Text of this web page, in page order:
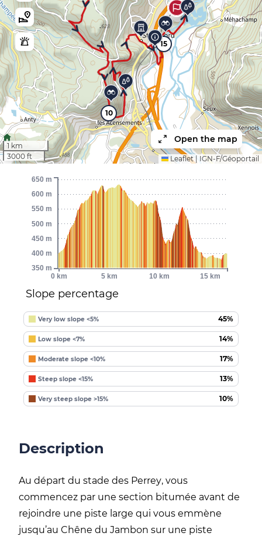
10
15
1 km
3000 ft
Open the map
Leaflet IGN-F/Géoportail
Slope percentage
Very low slope <5% 45%
Low slope <7% 14%
Moderate slope <10% 17%
Steep slope <15% 13%
Very steep slope >15% 10%
0 km 5 km 10 km 15 km
350 m
400 m
450 m
500 m
550 m
600 m
650 m
Description
Au départ du stade des Perrey, vous
commencez par une section bitumée avant de
rejoindre une piste large qui vous emmène
jusqu’au Chêne du Jambon sur une piste